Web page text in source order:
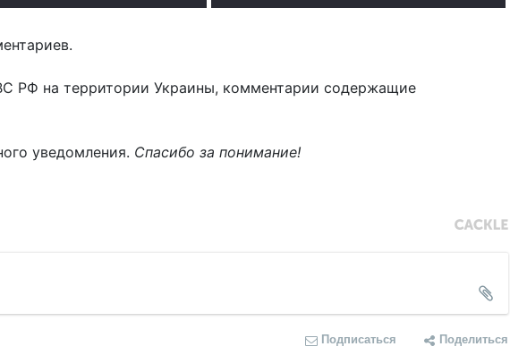
РФ на территории Украины, комментарии содержащие
уведомления. Спасибо за понимание!
Подписаться Поделиться